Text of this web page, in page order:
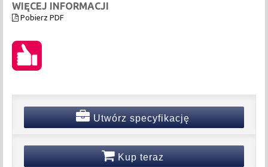
WIĘCEJ INFORMACJI
Pobierz PDF
Utwórz specyfikację
Kup teraz